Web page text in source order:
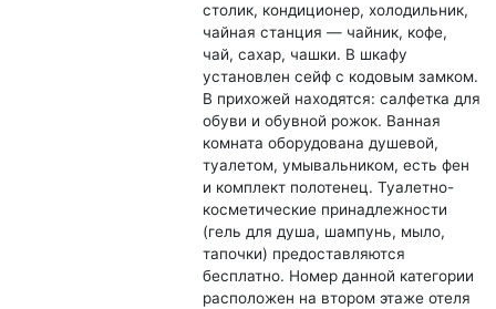
столик, кондиционер, холодильник,
чайная станция — чайник, кофе,
чай, сахар, чашки. В шкафу
установлен сейф с кодовым замком.
В прихожей находятся: салфетка для
обуви и обувной рожок. Ванная
комната оборудована душевой,
туалетом, умывальником, есть фен
и комплект полотенец. Туалетно-
косметические принадлежности
(гель для душа, шампунь, мыло,
тапочки) предоставляются
бесплатно. Номер данной категории
расположен на втором этаже отеля